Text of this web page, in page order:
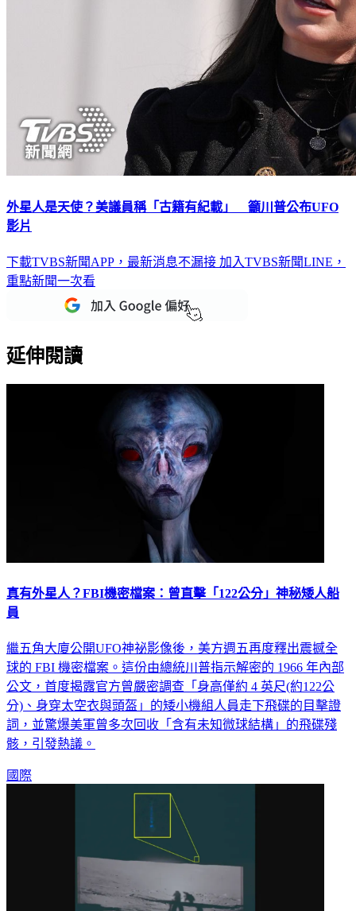
外星人是天使？美議員稱「古籍有紀載」 籲川普公布UFO
影片
下載TVBS新聞APP，最新消息不漏接 加入TVBS新聞LINE，
重點新聞一次看
延伸閱讀
真有外星人？FBI機密檔案：曾直擊「122公分」神秘矮人船
員
繼五角大廈公開UFO神祕影像後，美方週五再度釋出震撼全
球的 FBI 機密檔案。這份由總統川普指示解密的 1966 年內部
公文，首度揭露官方曾嚴密調查「身高僅約 4 英尺(約122公
分)、身穿太空衣與頭盔」的矮小機組人員走下飛碟的目擊證
詞，並驚爆美軍曾多次回收「含有未知微球結構」的飛碟殘
骸，引發熱議。
國際